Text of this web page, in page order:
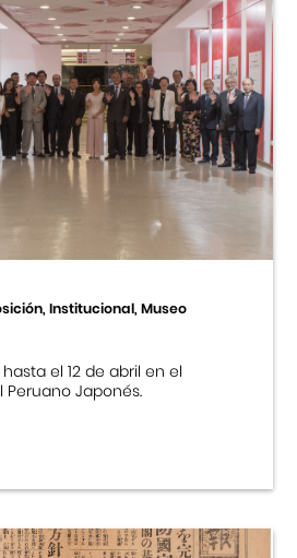
Institucional, Museo
el 12 de abril en el
Japonés.